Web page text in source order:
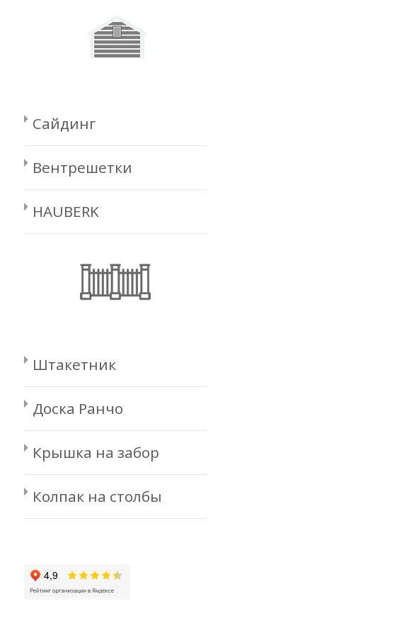
Сайдинг
Вентрешетки
HAUBERK
Штакетник
Доска Ранчо
Крышка на забор
Колпак на столбы